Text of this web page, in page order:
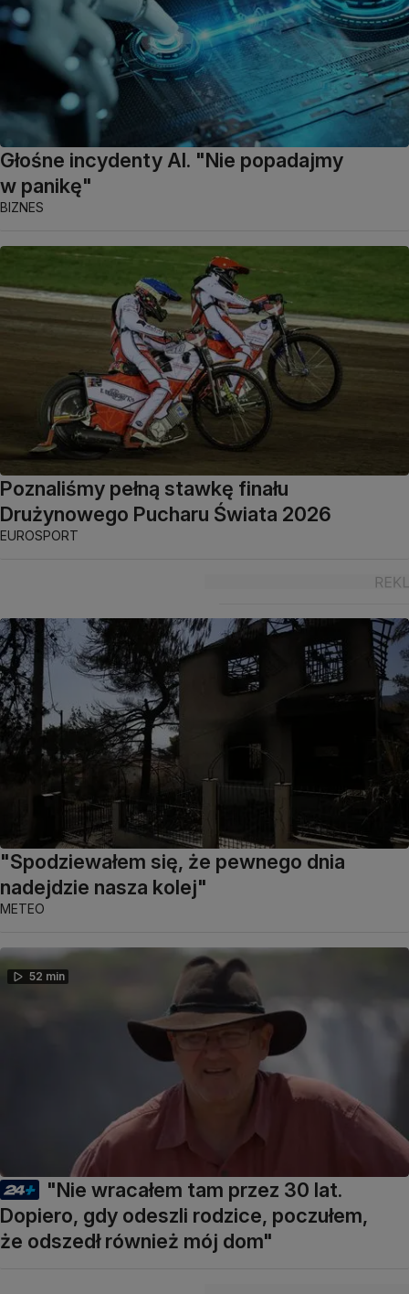
Głośne incydenty AI. "Nie popadajmy
w panikę"
BIZNES
Poznaliśmy pełną stawkę finału
Drużynowego Pucharu Świata 2026
EUROSPORT
"Spodziewałem się, że pewnego dnia
nadejdzie nasza kolej"
METEO
52 min
"Nie wracałem tam przez 30 lat.
Dopiero, gdy odeszli rodzice, poczułem,
że odszedł również mój dom"